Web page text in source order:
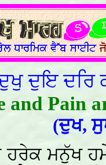
ਦੁਇ ਦਰਿ
and Pain
(ਦੁਖ,
ਹਰੇਕ ਮਨੁੱਖ